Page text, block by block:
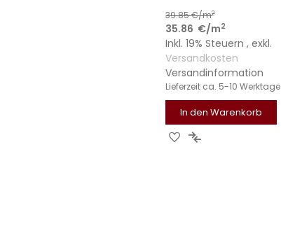
39.85€/m2
35.86 €/m2
Inkl. 19% Steuern,exkl.
Versandkosten
Versandinformation
Lieferzeit ca. 5-10 Werktage
In den Warenkorb
ZURZUR